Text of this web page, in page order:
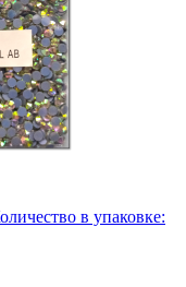
в упаковке: